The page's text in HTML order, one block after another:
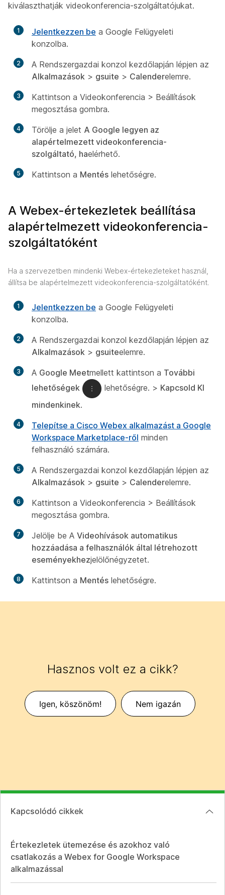
kiválaszthatják videokonferencia-szolgáltatójukat.
1 Jelentkezzen be a Google Felügyeleti
konzolba.
2
A Rendszergazdai konzol kezdőlapján lépjen az
Alkalmazások > gsuite > Calenderelemre.
3 Kattintson a Videokonferencia > Beállítások
megosztása gombra.
4 Törölje a jelet A Google legyen az
alapértelmezett videokonferencia-
szolgáltató, haelérhető.
5 Kattintson a Mentés lehetőségre.
A Webex-értekezletek beállítása
alapértelmezett videokonferencia-
szolgáltatóként
Ha a szervezetben mindenki Webex-értekezleteket használ,
állítsa be alapértelmezett videokonferencia-szolgáltatóként.
1 Jelentkezzen be a Google Felügyeleti
konzolba.
2
A Rendszergazdai konzol kezdőlapján lépjen az
Alkalmazások > gsuiteelemre.
3 A Google Meetmellett kattintson a További
lehetőségek
lehetőségre. > Kapcsold KI
mindenkinek.
4
Telepítse a Cisco Webex alkalmazást a Google
Workspace Marketplace-ről minden
felhasználó számára.
5
A Rendszergazdai konzol kezdőlapján lépjen az
Alkalmazások > gsuite > Calenderelemre.
6 Kattintson a Videokonferencia > Beállítások
megosztása gombra.
7 Jelölje be A Videohívások automatikus
hozzáadása a felhasználók által létrehozott
eseményekhezjelölőnégyzetet.
8 Kattintson a Mentés lehetőségre.
Hasznos volt ez a cikk?
Igen, köszönöm! Nem igazán
Kapcsolódó cikkek
Értekezletek ütemezése és azokhoz való
csatlakozás a Webex for Google Workspace
alkalmazással